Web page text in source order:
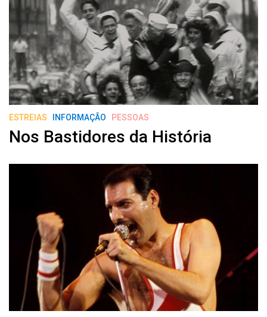
ESTREIAS INFORMAÇÃO PESSOAS
Nos Bastidores da História